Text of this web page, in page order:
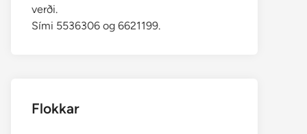
verði.
Sími 5536306 og 6621199.
Flokkar